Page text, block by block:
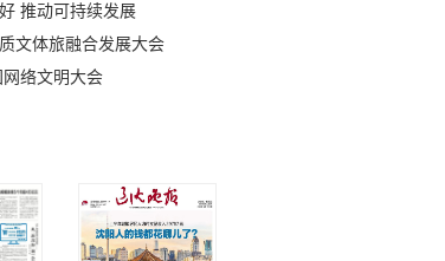
推动可持续发展
文体旅融合发展大会
络文明大会